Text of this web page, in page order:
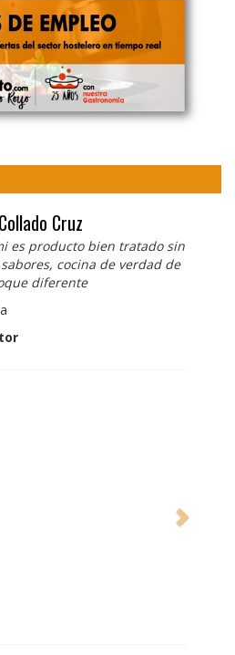
Cruz
es producto bien tratado sin
cocina de verdad de
diferente
bien tratado sin